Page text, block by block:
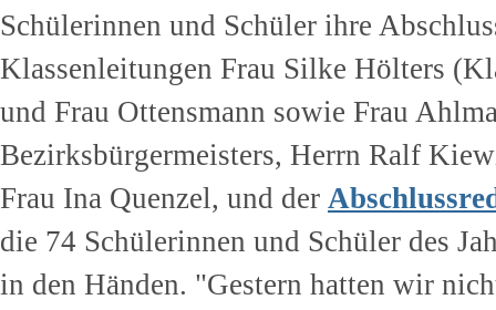
Schülerinnen und Schüler ihre
Klassenleitungen Frau Silke Hölters
und Frau Ottensmann sowie Frau
Bezirksbürgermeisters, Herrn Ralf
Frau Ina Quenzel, und der
die 74 Schülerinnen und Schüler des
in den Händen. "Gestern hatten wir